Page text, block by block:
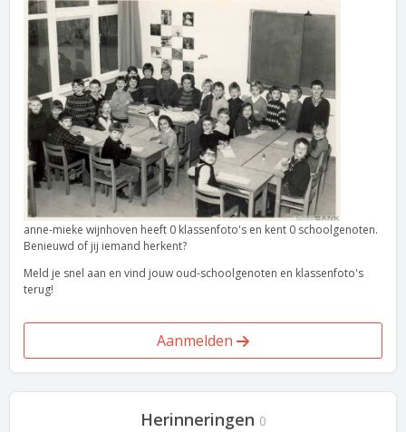
anne-mieke wijnhoven heeft 0 klassenfoto's en kent 0 schoolgenoten.
Benieuwd of jij iemand herkent?
Meld je snel aan en vind jouw oud-schoolgenoten en klassenfoto's
terug!
Aanmelden
Herinneringen 0